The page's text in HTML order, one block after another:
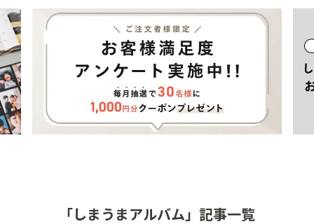
「しまうまアルバム」記事一覧